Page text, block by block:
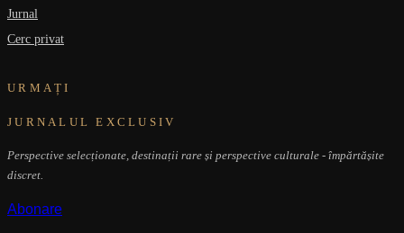
Jurnal
Cerc privat
URMAȚI
JURNALUL EXCLUSIV
Perspective selecționate, destinații rare și perspective culturale - împărtășite
discret.
Abonare